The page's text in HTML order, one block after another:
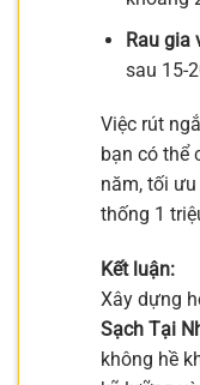
Rau gia
sau 15-
Việc rút
bạn có thể
năm, tối
thống 1
Kết luận:
Xây dựng
Sạch Tại
không hề